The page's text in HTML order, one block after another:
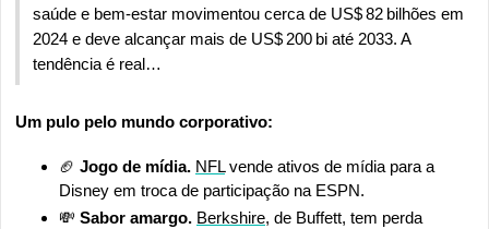
saúde e bem-estar movimentou cerca de US$ 82 bilhões em
2024 e deve alcançar mais de US$ 200 bi até 2033. A
tendência é real…
Um pulo pelo mundo corporativo:
🏈 Jogo de mídia. NFL vende ativos de mídia para a
Disney em troca de participação na ESPN.
💸 Sabor amargo. Berkshire, de Buffett, tem perda